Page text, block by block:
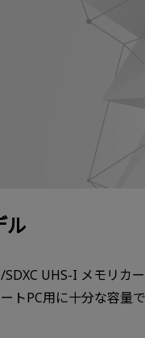
ル
SDXC UHS-I メモリ
トPC用に十分な容量